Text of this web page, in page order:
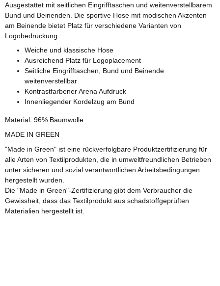
Ausgestattet mit seitlichen Eingrifftaschen und weitenverstellbarem
Bund und Beinenden. Die sportive Hose mit modischen Akzenten
am Beinende bietet Platz für verschiedene Varianten von
Logobedruckung.
Weiche und klassische Hose
Ausreichend Platz für Logoplacement
Seitliche Eingrifftaschen, Bund und Beinende
weitenverstellbar
Kontrastfarbener Arena Aufdruck
Innenliegender Kordelzug am Bund
Material: 96% Baumwolle
MADE IN GREEN
"Made in Green" ist eine rückverfolgbare Produktzertifizierung für
alle Arten von Textilprodukten, die in umweltfreundlichen Betrieben
unter sicheren und sozial verantwortlichen Arbeitsbedingungen
hergestellt wurden.
Die "Made in Green"-Zertifizierung gibt dem Verbraucher die
Gewissheit, dass das Textilprodukt aus schadstoffgeprüften
Materialien hergestellt ist.